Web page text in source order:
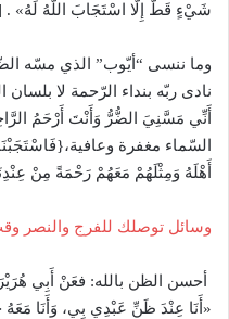
شَيْءٍ قَطُّ إِلَّا اسْتَجَابَ اللَّهُ لَهُ» .
وما ننسى “أيّوب” الذي مسّه الضّرّ
نادى ربّه بنداء الرّحمة لا
السّماء مغفرة
أَهْلَهُ وَمِثْلَهُمْ مَعَهُمْ رَحْمَةً مِنْ عِنْدِنَا
وسائل توصلك للفرج والنصر
أحسن الظن بالله: فعَنْ أَبِي
«أَنَا عِنْدَ ظَنِّ عَبْدِي بِي، وَأَنَا